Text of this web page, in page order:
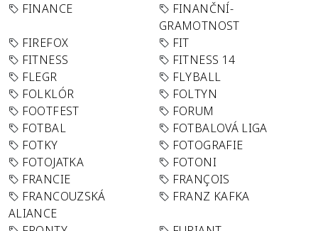
FINANCE
FINANČNÍ-
GRAMOTNOST
FIREFOX
FIT
FITNESS
FITNESS 14
FLEGR
FLYBALL
FOLKLÓR
FOLTYN
FOOTFEST
FORUM
FOTBAL
FOTBALOVÁ LIGA
FOTKY
FOTOGRAFIE
FOTOJATKA
FOTONI
FRANCIE
FRANÇOIS
FRANCOUZSKÁ
ALIANCE
FRANZ KAFKA